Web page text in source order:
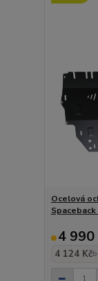
Ocelová
4 990
4 124 Kč